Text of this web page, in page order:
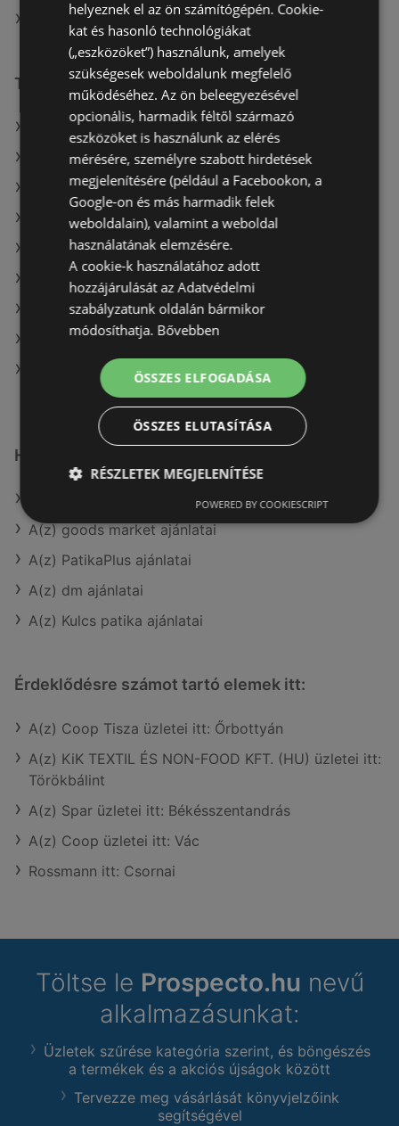
Benu Gyógyszertárak itt: Tiszavasvári
További linkek
A(z) Benu Gyógyszertárak ajánlatai
A(z) Pingvin Patika ajánlatai
A(z) Kulcs patika ajánlatai
A(z) Oriflame aktuális akciós újságjai
A(z) Kulcs patika aktuális akciós újságjai
A(z) Gyöngy Patikak aktuális akciós újságjai
A(z) goods market aktuális akciós újságjai
A(z) Magnetic aktuális akciós újságjai
A(z) Benu Gyógyszertárak üzletei itt: Sopron-
Hasonló kiskereskedők
A(z) goods market ajánlatai
A(z) PatikaPlus ajánlatai
A(z) dm ajánlatai
A(z) Kulcs patika ajánlatai
Érdeklődésre számot tartó elemek itt:
A(z) Coop Tisza üzletei itt: Őrbottyán
A(z) KiK TEXTIL ÉS NON-FOOD KFT. (HU) üzletei itt:
Törökbálint
A(z) Spar üzletei itt: Békésszentandrás
A(z) Coop üzletei itt: Vác
Rossmann itt: Csornai
Töltse le Prospecto.hu nevű
alkalmazásunkat:
Üzletek szűrése kategória szerint, és böngészés
a termékek és a akciós újságok között
Tervezze meg vásárlását könyvjelzőink
segítségével
helyeznek el az ön számítógépén. Cookie-
kat és hasonló technológiákat
(„eszközöket”) használunk, amelyek
szükségesek weboldalunk megfelelő
működéséhez. Az ön beleegyezésével
opcionális, harmadik féltől származó
eszközöket is használunk az elérés
mérésére, személyre szabott hirdetések
megjelenítésére (például a Facebookon, a
Google-on és más harmadik felek
weboldalain), valamint a weboldal
használatának elemzésére.
A cookie-k használatához adott
hozzájárulását az Adatvédelmi
szabályzatunk oldalán bármikor
módosíthatja. Bővebben
ÖSSZES ELFOGADÁSA
ÖSSZES ELUTASÍTÁSA
RÉSZLETEK MEGJELENÍTÉSE
POWERED BY COOKIESCRIPT